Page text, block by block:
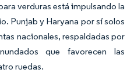
verduras está impulsando la
Punjab y Haryana por sí solos
nacionales, respaldadas por
que favorecen las
ruedas.